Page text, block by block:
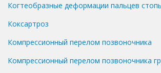
Когтеобразные деформации пальцев
Коксартроз
Компрессионный перелом позвоночника
Компрессионный перелом позвоночника